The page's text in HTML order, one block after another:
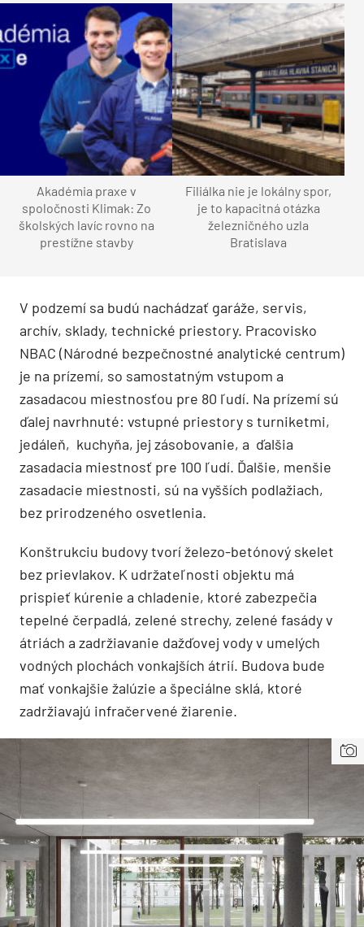
Akadémia praxe v
spoločnosti Klimak: Zo
školských lavíc rovno na
prestížne stavby
Filiálka nie je lokálny spor,
je to kapacitná otázka
železničného uzla
Bratislava
V podzemí sa budú nachádzať garáže, servis,
archív, sklady, technické priestory. Pracovisko
NBAC (Národné bezpečnostné analytické centrum)
je na prízemí, so samostatným vstupom a
zasadacou miestnosťou pre 80 ľudí. Na prízemí sú
ďalej navrhnuté: vstupné priestory s turniketmi,
jedáleň, kuchyňa, jej zásobovanie, a ďalšia
zasadacia miestnosť pre 100 ľudí. Ďalšie, menšie
zasadacie miestnosti, sú na vyšších podlažiach,
bez prirodzeného osvetlenia.
Konštrukciu budovy tvorí železo-betónový skelet
bez prievlakov. K udržateľnosti objektu má
prispieť kúrenie a chladenie, ktoré zabezpečia
tepelné čerpadlá, zelené strechy, zelené fasády v
átriách a zadržiavanie dažďovej vody v umelých
vodných plochách vonkajších átrií. Budova bude
mať vonkajšie žalúzie a špeciálne sklá, ktoré
zadržiavajú infračervené žiarenie.